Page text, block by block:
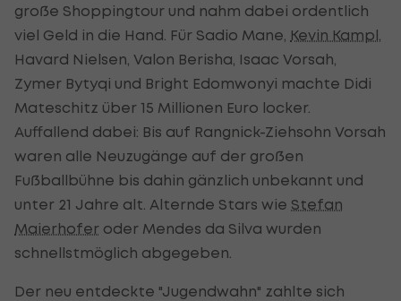
große Shoppingtour und nahm dabei ordentlich
viel Geld in die Hand. Für Sadio Mane, Kevin Kampl
Havard Nielsen, Valon Berisha, Isaac Vorsah,
Zymer Bytyqi und Bright Edomwonyi machte Didi
Mateschitz über 15 Millionen Euro locker.
Auffallend dabei: Bis auf Rangnick-Ziehsohn Vorsah
waren alle Neuzugänge auf der großen
Fußballbühne bis dahin gänzlich unbekannt und
unter 21 Jahre alt. Alternde Stars wie Stefan
Maierhofer oder Mendes da Silva wurden
schnellstmöglich abgegeben.
Der neu entdeckte "Jugendwahn" zahlte sich